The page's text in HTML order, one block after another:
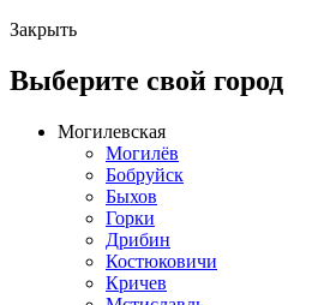
Закрыть
Выберите свой город
Могилевская
Могилёв
Бобруйск
Быхов
Горки
Дрибин
Костюковичи
Кричев